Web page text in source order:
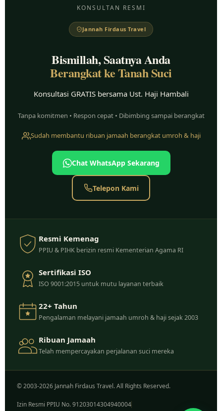
Bismillah, Saatnya Anda
Berangkat ke Tanah Suci
Konsultasi GRATIS bersama Ust. Haji Hambali
Tanpa komitmen • Respon cepat • Dibimbing sampai berangkat
Sudah membantu ribuan jamaah berangkat umroh & haji
Chat WhatsApp Sekarang
Telepon Kami
KONSULTAN RESMI
Jannah Firdaus Travel
Resmi Kemenag
PPIU & PIHK berizin resmi Kementerian Agama RI
Sertifikasi ISO
ISO 9001:2015 untuk mutu layanan terbaik
22+ Tahun
Pengalaman melayani jamaah umroh & haji sejak 2003
Ribuan Jamaah
Telah mempercayakan perjalanan suci mereka
© 2003-2026 Jannah Firdaus Travel. All Rights Reserved.
Izin Resmi PPIU No. 91203014304940004